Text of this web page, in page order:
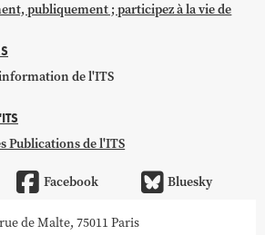
publiquement ; participez à la vie de
de l'ITS
Publications de l'ITS
Facebook Bluesky
de Malte, 75011 Paris